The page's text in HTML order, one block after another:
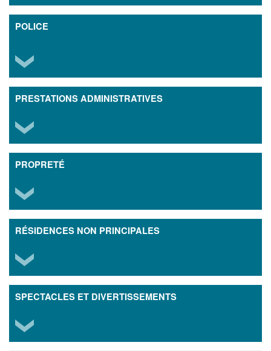
POLICE
PRESTATIONS ADMINISTRATIVES
PROPRETÉ
RÉSIDENCES NON PRINCIPALES
SPECTACLES ET DIVERTISSEMENTS